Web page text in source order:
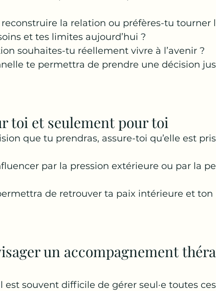
la relation ou préfères-tu tourner
et tes limites aujourd’hui ?
souhaites-tu réellement vivre à l’avenir ?
te permettra de prendre une décision
toi et seulement pour toi
que tu prendras, assure-toi qu’elle est
par la pression extérieure ou par la
de retrouver ta paix intérieure et ton
un accompagnement
est souvent difficile de gérer seul·e toutes